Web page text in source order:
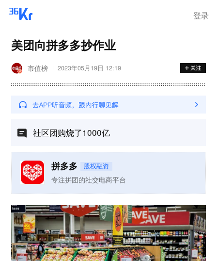
登录
美团向拼多多抄作业
市值榜 2023年05月19日 12:19
社区团购烧了1000亿
拼多多 股权融资
专注拼团的社交电商平台